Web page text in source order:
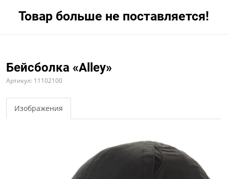
Товар больше не поставляется!
Бейсболка «Alley»
Артикул: 11102100
Изображения